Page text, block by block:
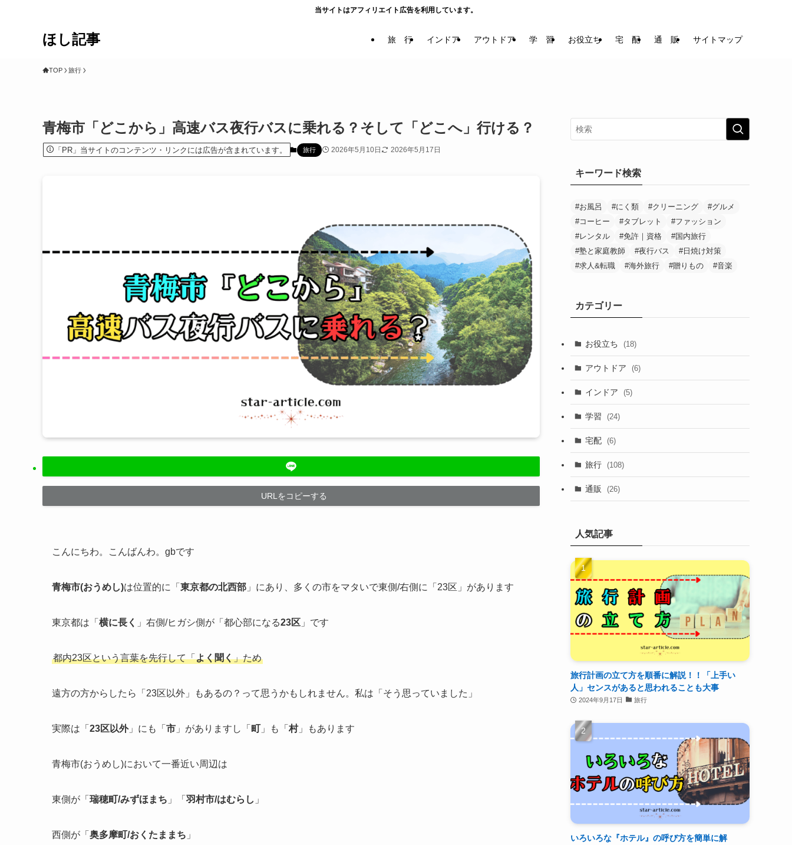
当サイトはアフィリエイト広告を利用しています。
ほし記事 旅 行 インドア アウトドア 学 習 お役立ち 宅 配 通 販 サイトマップ
TOP 旅行
青梅市「どこから」高速バス夜行バスに乗れる？そして「どこへ」行ける？
「PR」当サイトのコンテンツ・リンクには広告が含まれています。 旅行 2026年5月10日 2026年5月17日
URLをコピーする
こんにちわ。こんばんわ。gbです
青梅市(おうめし)は位置的に「 東京都の北西部 」にあり、多くの市をマタいで東側/右側に「23区」があります
東京都は「 横に長く 」右側/ヒガシ側が「都心部になる23区 」です
都内23区という言葉を先行して「よく聞く」ため
遠方の方からしたら「23区以外」もあるの？って思うかもしれません。私は「そう思っていました」
実際は「 23区以外」にも「 市 」がありますし「 町 」も「 村」もあります
青梅市(おうめし)において一番近い周辺は
東側が「 瑞穂町/みずほまち 」「 羽村市/はむらし 」
西側が「 奥多摩町/おくたままち 」
キーワード検索
#お風呂 #にく類 #クリーニング
#グルメ
#コーヒー
#タブレット
#ファッション
#レンタル
#免許｜資格
#国内旅行
#塾と家庭教師
#夜行バス
#日焼け対策
#求人&転職
#海外旅行 #贈りもの #音楽
カテゴリー
お役立ち (18)
アウトドア (6)
インドア (5)
学習 (24)
宅配 (6)
旅行 (108)
通販 (26)
人気記事
旅行計画の立て方を順番に解説！！「上手い
人」センスがあると思われることも大事
2024年9月17日 旅行
いろいろな『ホテル』の呼び方を簡単に解